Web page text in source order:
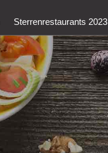
Sterrenrestaurants 2023